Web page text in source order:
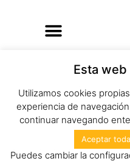
© 2023 Eva Tarín.
Informática de cabecera®
Esta
Utilizamos cookies
experiencia de
continuar navegando
Aceptar
Puedes cambiar la